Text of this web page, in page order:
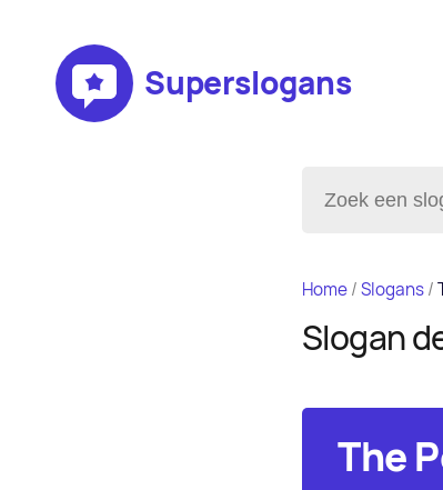
Superslogans
Home/Slogans/
Slogan
The